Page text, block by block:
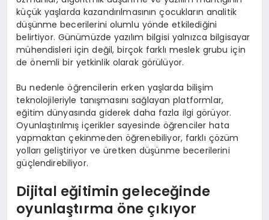
küçük yaşlarda kazandırılmasının çocukların analitik
düşünme becerilerini olumlu yönde etkilediğini
belirtiyor. Günümüzde yazılım bilgisi yalnızca bilgisayar
mühendisleri için değil, birçok farklı meslek grubu için
de önemli bir yetkinlik olarak görülüyor.
Bu nedenle öğrencilerin erken yaşlarda bilişim
teknolojileriyle tanışmasını sağlayan platformlar,
eğitim dünyasında giderek daha fazla ilgi görüyor.
Oyunlaştırılmış içerikler sayesinde öğrenciler hata
yapmaktan çekinmeden öğrenebiliyor, farklı çözüm
yolları geliştiriyor ve üretken düşünme becerilerini
güçlendirebiliyor.
Dijital eğitimin geleceğinde
oyunlaştırma öne çıkıyor